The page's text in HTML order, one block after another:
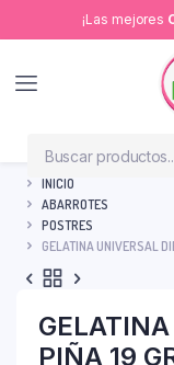
¡Las mejores
INICIO
ABARROTES
POSTRES
GELATINA UNIVERSAL
PIÑA 19